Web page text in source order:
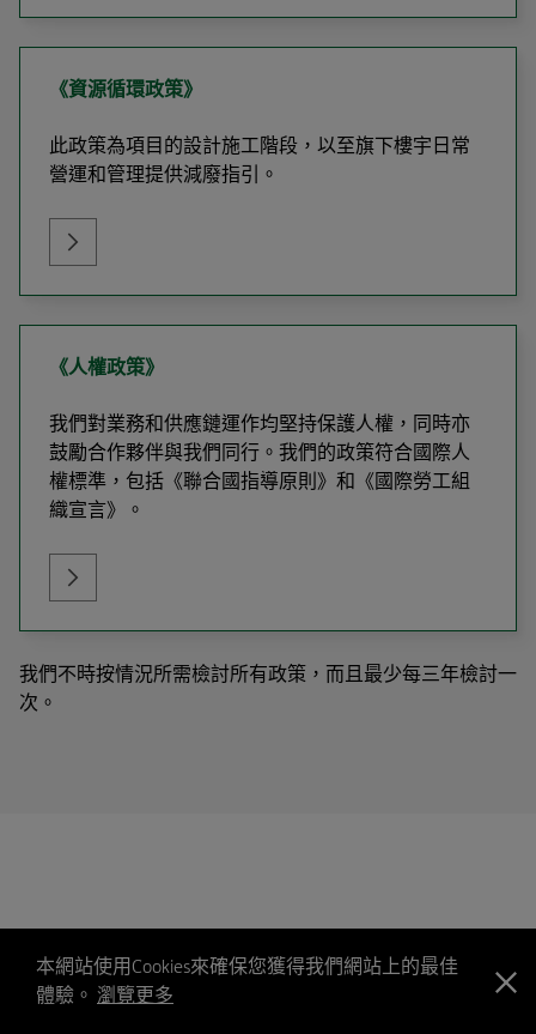
《資源循環政策》
此政策為項目的設計施工階段，以至旗下樓宇日常
營運和管理提供減廢指引。
《人權政策》
我們對業務和供應鏈運作均堅持保護人權，同時亦
鼓勵合作夥伴與我們同行。我們的政策符合國際人
權標準，包括《聯合國指導原則》和《國際勞工組
織宣言》。
我們不時按情況所需檢討所有政策，而且最少每三年檢討一
次。
本網站使用Cookies來確保您獲得我們網站上的最佳
體驗。 瀏覽更多